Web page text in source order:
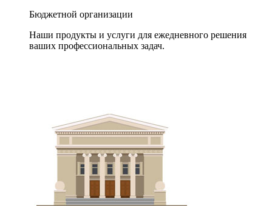
Бюджетной организации
Наши продукты и услуги для ежедневного решения
ваших профессиональных задач.